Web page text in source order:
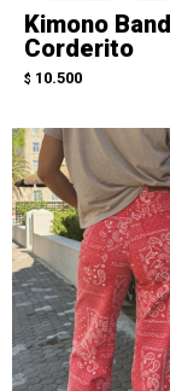
Kimono
Corderito
$ 10.500